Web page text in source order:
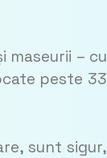
maseurii – cu
peste 33
sunt sigur,